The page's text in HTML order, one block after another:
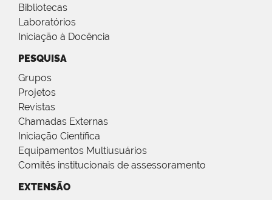
Bibliotecas
Laboratórios
Iniciação à Docência
PESQUISA
Grupos
Projetos
Revistas
Chamadas Externas
Iniciação Científica
Equipamentos Multiusuários
Comitês institucionais de assessoramento
EXTENSÃO